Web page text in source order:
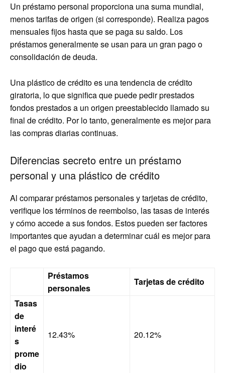
Un préstamo personal proporciona una suma mundial,
menos tarifas de origen (si corresponde). Realiza pagos
mensuales fijos hasta que se paga su saldo. Los
préstamos generalmente se usan para un gran pago o
consolidación de deuda.
Una plástico de crédito es una tendencia de crédito
giratoria, lo que significa que puede pedir prestados
fondos prestados a un origen preestablecido llamado su
final de crédito. Por lo tanto, generalmente es mejor para
las compras diarias continuas.
Diferencias secreto entre un préstamo
personal y una plástico de crédito
Al comparar préstamos personales y tarjetas de crédito,
verifique los términos de reembolso, las tasas de interés
y cómo accede a sus fondos. Estos pueden ser factores
importantes que ayudan a determinar cuál es mejor para
el pago que está pagando.
Préstamos
personales
Tarjetas de crédito
Tasas
de
interé
s
prome
dio
12.43% 20.12%